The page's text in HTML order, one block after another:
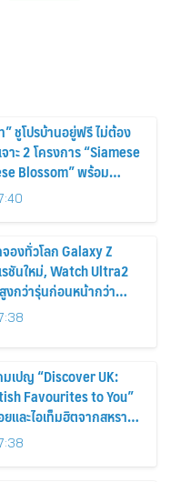
” ชูโปรบ้านอยู่ฟรี ไม่ต้อง
าะ 2 โครงการ “Siamese
Blossom” พร้อม
เศษถึง 31 สิงหาคม
องทั่วโลก Galaxy Z
รชันใหม่, Watch Ultra2
งกว่ารุ่นก่อนหน้ากว่า
เปญ “Discover UK:
Favourites to You”
และไอเท็มฮิตจากสหราช
งถึงมือตั้งแต่วันนี้ – 18